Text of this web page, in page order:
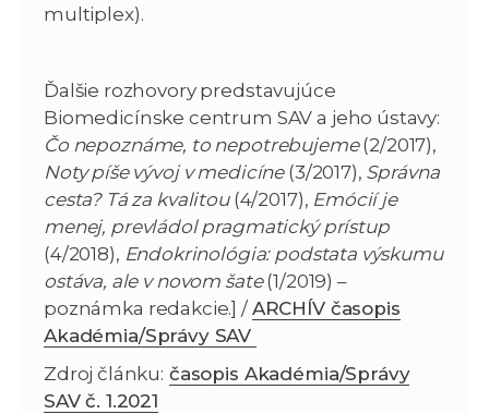
multiplex).
Ďalšie rozhovory predstavujúce
Biomedicínske centrum SAV a jeho ústavy:
Čo nepoznáme, to nepotrebujeme(2/2017),
Noty píše vývoj v medicíne(3/2017), Správna
cesta? Tá za kvalitou(4/2017), Emócií je
menej, prevládol pragmatický prístup
(4/2018), Endokrinológia: podstata výskumu
ostáva, ale v novom šate(1/2019) –
poznámka redakcie.] / ARCHÍV časopis
Akadémia/Správy SAV
Zdroj článku: časopis Akadémia/Správy
SAV č. 1.2021